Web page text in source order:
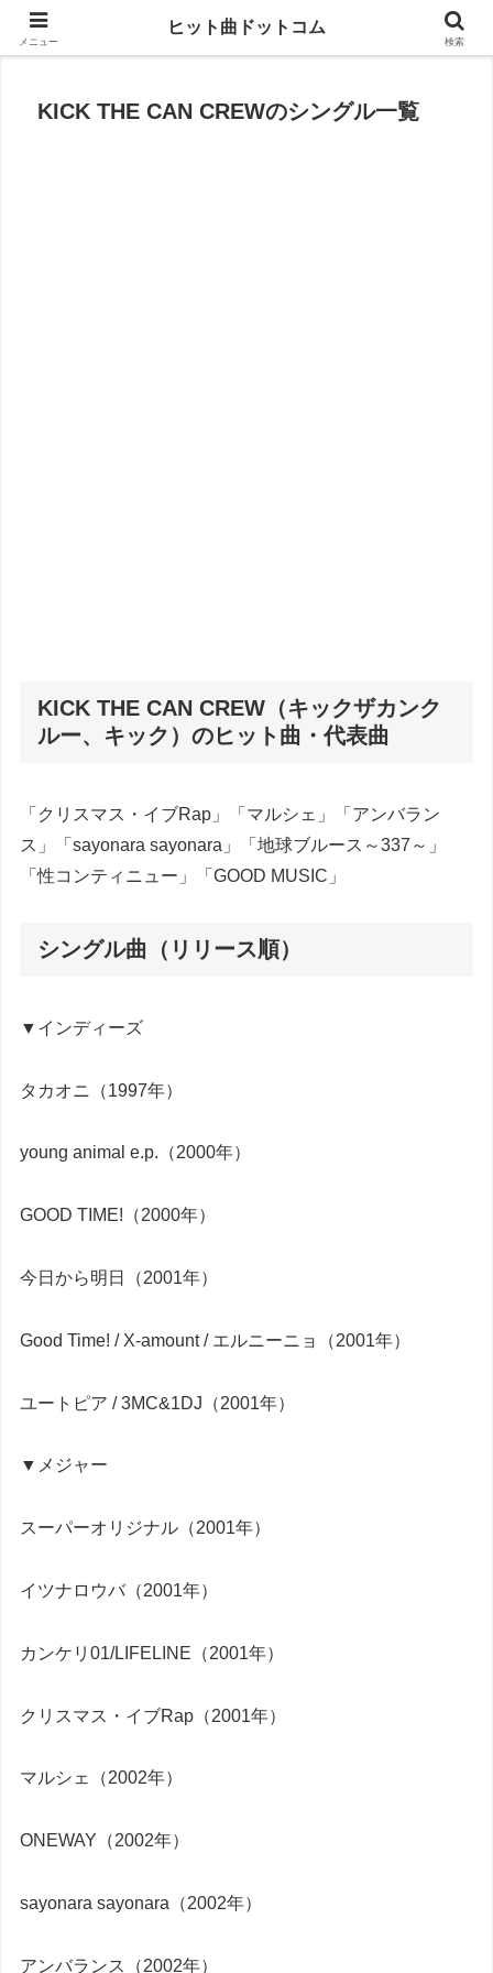
思い出の曲がすぐに見つかる
KICK THE CAN CREWのシングル一覧
KICK THE CAN CREW（キックザカンク
ルー、キック）のヒット曲・代表曲
「クリスマス・イブRap」「マルシェ」「アンバラン
ス」「sayonara sayonara」「地球ブルース～337～」
「性コンティニュー」「GOOD MUSIC」
シングル曲（リリース順）
▼インディーズ
タカオニ（1997年）
young animal e.p.（2000年）
GOOD TIME!（2000年）
今日から明日（2001年）
Good Time! / X-amount / エルニーニョ（2001年）
ユートピア / 3MC&1DJ（2001年）
▼メジャー
スーパーオリジナル（2001年）
イツナロウバ（2001年）
カンケリ01/LIFELINE（2001年）
クリスマス・イブRap（2001年）
マルシェ（2002年）
ONEWAY（2002年）
sayonara sayonara（2002年）
アンバランス（2002年）
メニュー
ヒット曲ドットコム
検索